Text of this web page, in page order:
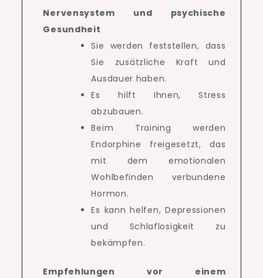
Nervensystem und psychische
Gesundheit
Sie werden feststellen, dass
Sie zusätzliche Kraft und
Ausdauer haben.
Es hilft Ihnen, Stress
abzubauen.
Beim Training werden
Endorphine freigesetzt, das
mit dem emotionalen
Wohlbefinden verbundene
Hormon.
Es kann helfen, Depressionen
und Schlaflosigkeit zu
bekämpfen.
Empfehlungen vor einem